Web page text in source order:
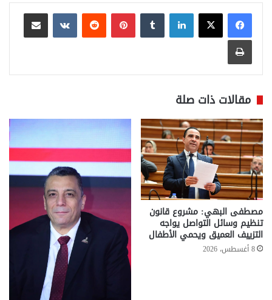
لينكدإن بينتيريست
مشاركة عبر البريد
طباعة
مقالات ذات صلة
مصطفى البهي: مشروع قانون
تنظيم وسائل التواصل يواجه
التزييف العميق ويحمي الأطفال
8 أغسطس، 2026